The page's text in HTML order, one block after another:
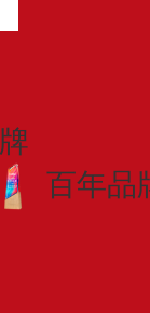
百年品